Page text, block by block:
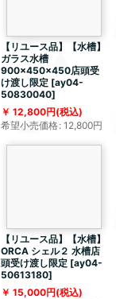
【リユース品】【水槽】
ガラス水槽
900×450×450店頭受
け渡し限定 [ay04-
50830040]
12,800円(税込)
希望小売価格: 12,800円
【リユース品】【水槽】
ORCA シェル２ 水槽店
頭受け渡し限定 [ay04-
50613180]
15,000円(税込)